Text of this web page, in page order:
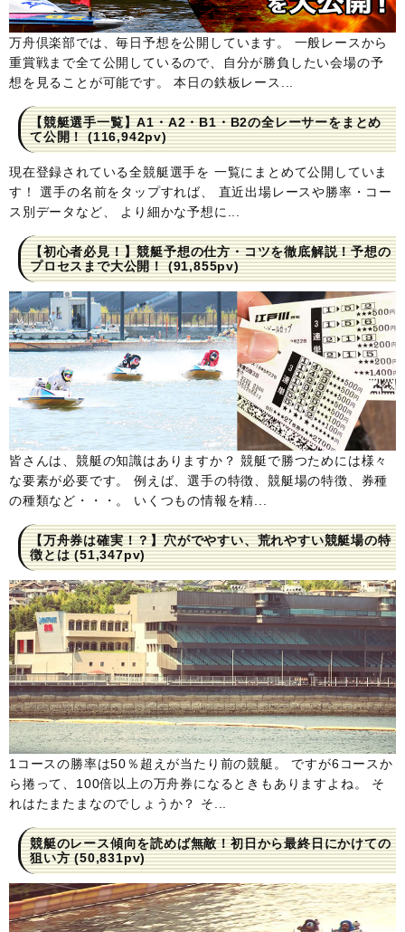
万舟倶楽部では、毎日予想を公開しています。 一般レースから
重賞戦まで全て公開しているので、自分が勝負したい会場の予
想を見ることが可能です。 本日の鉄板レース...
【競艇選手一覧】A1・A2・B1・B2の全レーサーをまとめ
て公開！(116,942pv)
現在登録されている全競艇選手を 一覧にまとめて公開していま
す！ 選手の名前をタップすれば、 直近出場レースや勝率・コー
ス別データなど、 より細かな予想に...
【初心者必見！】競艇予想の仕方・コツを徹底解説！予想の
プロセスまで大公開！(91,855pv)
皆さんは、競艇の知識はありますか？ 競艇で勝つためには様々
な要素が必要です。 例えば、選手の特徴、競艇場の特徴、券種
の種類など・・・。 いくつもの情報を精...
【万舟券は確実！？】穴がでやすい、荒れやすい競艇場の特
徴とは(51,347pv)
1コースの勝率は50％超えが当たり前の競艇。 ですが6コースか
ら捲って、100倍以上の万舟券になるときもありますよね。 そ
れはたまたまなのでしょうか？ そ...
競艇のレース傾向を読めば無敵！初日から最終日にかけての
狙い方(50,831pv)